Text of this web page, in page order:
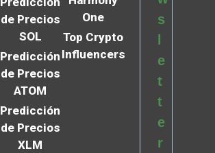
de Precios
SOL
Predicción
de Precios
ATOM
Predicción
de Precios
XLM
One
Top Crypto
Influencers
s
e
t
t
e
r